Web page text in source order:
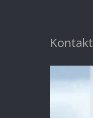
Kontakt